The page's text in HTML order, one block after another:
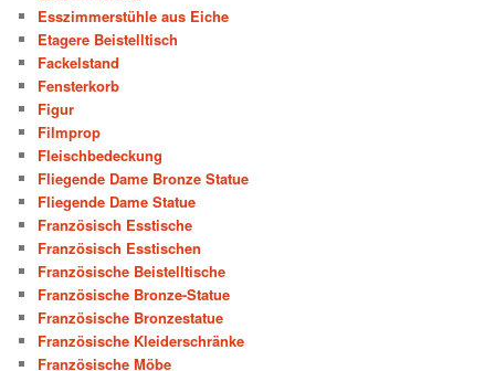
Esszimmerstühle aus Eiche
Etagere Beistelltisch
Fackelstand
Fensterkorb
Figur
Filmprop
Fleischbedeckung
Fliegende Dame Bronze Statue
Fliegende Dame Statue
Französisch Esstische
Französisch Esstischen
Französische Beistelltische
Französische Bronze-Statue
Französische Bronzestatue
Französische Kleiderschränke
Französische Möbe